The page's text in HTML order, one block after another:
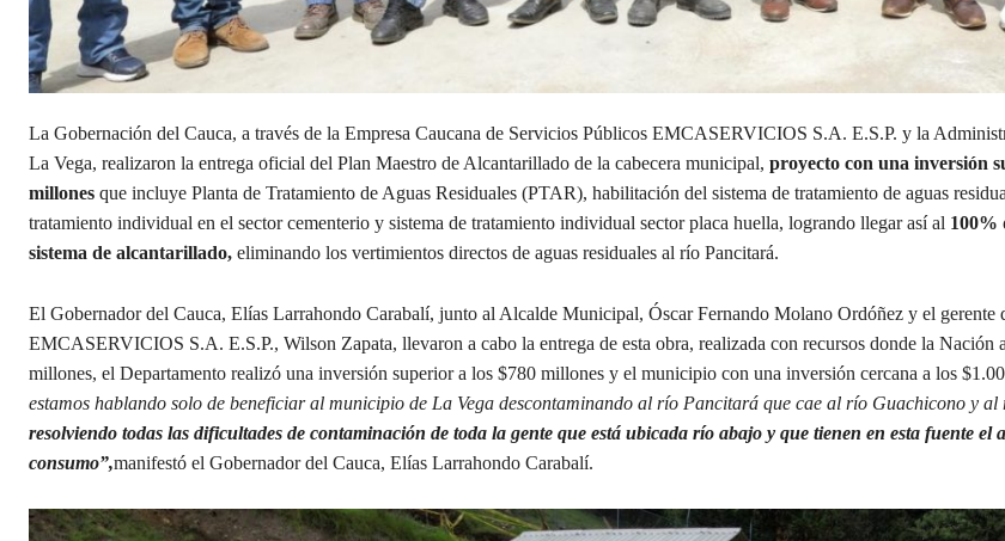
La Gobernación del Cauca, a través de la Empresa Caucana de Servicios Públicos EMCASERVICIOS S.A. E.S.P. y la
La Vega, realizaron la entrega oficial del Plan Maestro de Alcantarillado de la cabecera municipal, proyecto con una inversión
millones que incluye Planta de Tratamiento de Aguas Residuales (PTAR), habilitación del sistema de tratamiento de aguas
tratamiento individual en el sector cementerio y sistema de tratamiento individual sector placa huella, logrando llegar así al 100%
sistema de alcantarillado, eliminando los vertimientos directos de aguas residuales al río Pancitará.
El Gobernador del Cauca, Elías Larrahondo Carabalí, junto al Alcalde Municipal, Óscar Fernando Molano Ordóñez y el gerente
EMCASERVICIOS S.A. E.S.P., Wilson Zapata, llevaron a cabo la entrega de esta obra, realizada con recursos donde la Nación
millones, el Departamento realizó una inversión superior a los $780 millones y el municipio con una inversión cercana a los
estamos hablando solo de beneficiar al municipio de La Vega descontaminando al río Pancitará que cae al río Guachicono y al
resolviendo todas las dificultades de contaminación de toda la gente que está ubicada río abajo y que tienen en esta fuente el
consumo”,manifestó el Gobernador del Cauca, Elías Larrahondo Carabalí.